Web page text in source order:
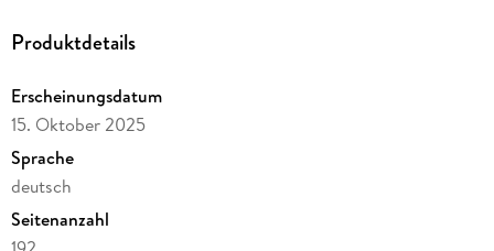
Denn Gesundheit und Genuss passen wunderbar zusammen!
Produktdetails
Erscheinungsdatum
15. Oktober 2025
Sprache
deutsch
Seitenanzahl